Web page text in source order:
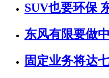
SUV也要环保
东风有限要做
固定业务将达